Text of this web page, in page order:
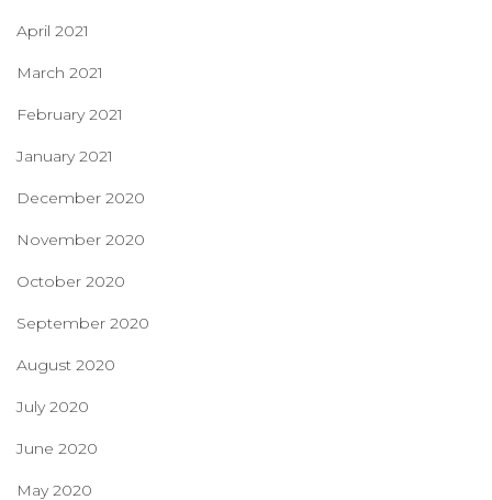
April 2021
March 2021
February 2021
January 2021
December 2020
November 2020
October 2020
September 2020
August 2020
July 2020
June 2020
May 2020